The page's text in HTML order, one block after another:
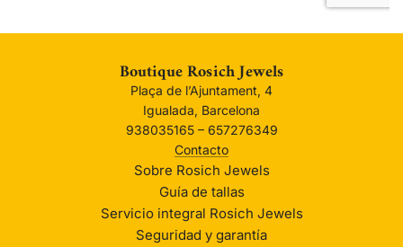
Boutique Rosich Jewels
Plaça de l’Ajuntament, 4
Igualada, Barcelona
938035165 – 657276349
Contacto
Sobre Rosich Jewels
Guía de tallas
Servicio integral Rosich Jewels
Seguridad y garantía